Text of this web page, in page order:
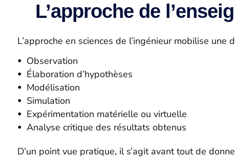
L’approche de
L’approche en sciences de l’ingénieur mobilise
Observation
Élaboration d’hypothèses
Modélisation
Simulation
Expérimentation matérielle ou virtuelle
Analyse critique des résultats obtenus
D’un point vue pratique, il s’agit avant tout de